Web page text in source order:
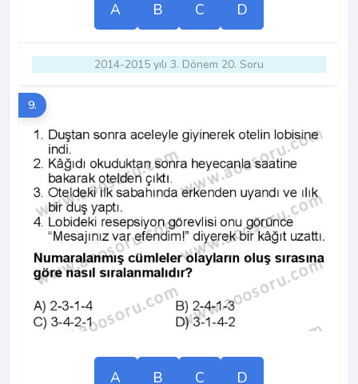
A B C D
2014-2015 yılı 3. Dönem 20. Soru
9.
A B C D